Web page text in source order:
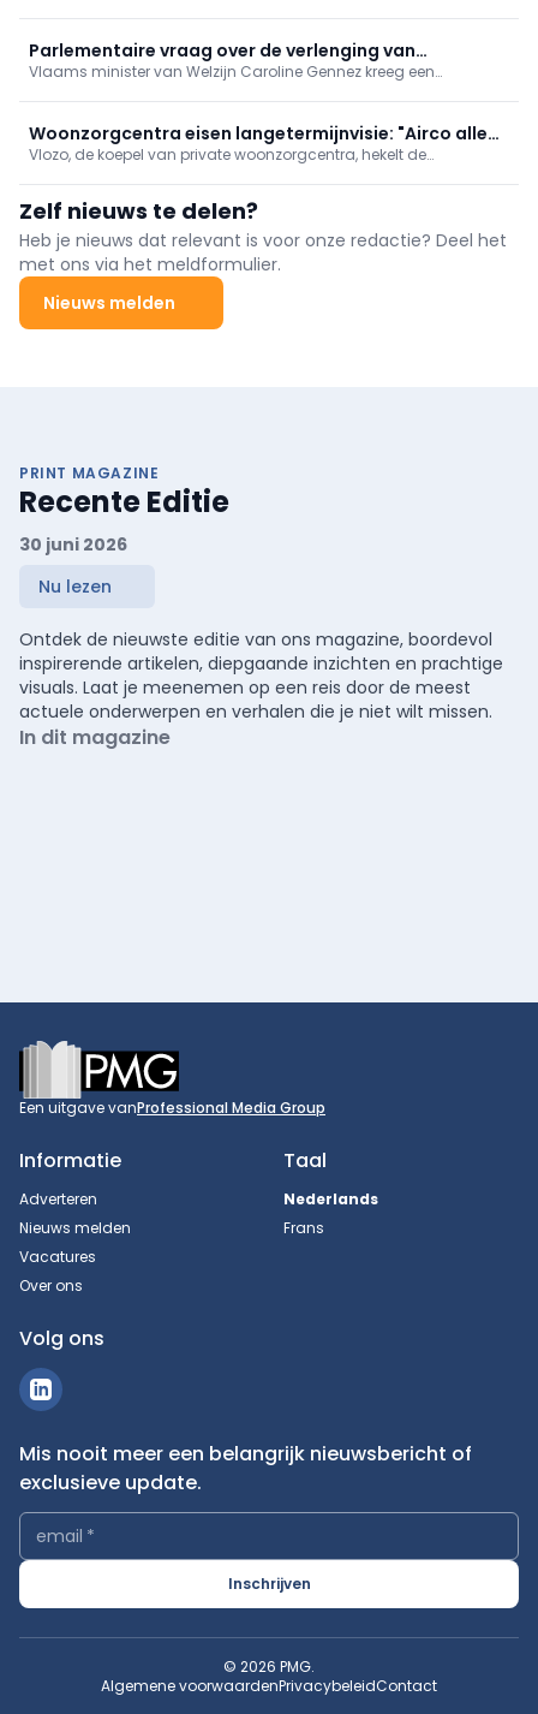
officieel boven de doopvont gehouden.
Parlementaire vraag over de verlenging van
beheersovereenkomsten voor preventief
gezondheidsbeleid
Vlaams minister van Welzijn Caroline Gennez kreeg een
Woonzorgcentra eisen langetermijnvisie: "Airco alleen
bereidt ons niet voor op toekomst"
Vlozo, de koepel van private woonzorgcentra, hekelt de
tegenhanger Femarbel voor een modernisering van de
erkennings- en investeringskaders.
Zelf nieuws te delen?
Heb je nieuws dat relevant is voor onze redactie? Deel het
met ons via het meldformulier.
Nieuws melden
PRINT MAGAZINE
Recente Editie
30 juni 2026
Nu lezen
Ontdek de nieuwste editie van ons magazine, boordevol
inspirerende artikelen, diepgaande inzichten en prachtige
visuals. Laat je meenemen op een reis door de meest
actuele onderwerpen en verhalen die je niet wilt missen.
In dit magazine
Footer
Een uitgave vanProfessional Media Group
Informatie
Adverteren
Nieuws melden
Vacatures
Over ons
Taal
Nederlands
Frans
Volg ons
Mis nooit meer een belangrijk nieuwsbericht of
exclusieve update.
email *
Inschrijven
© 2026 PMG.
Algemene voorwaardenPrivacybeleidContact